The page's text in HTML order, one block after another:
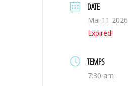
DATE
Mai 11 2026
Expired!
TEMPS
7:30 am